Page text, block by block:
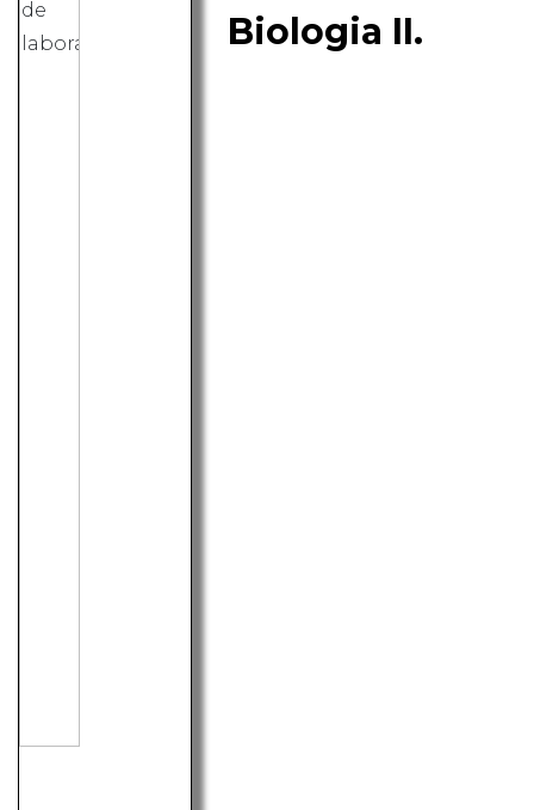
Biologia II.